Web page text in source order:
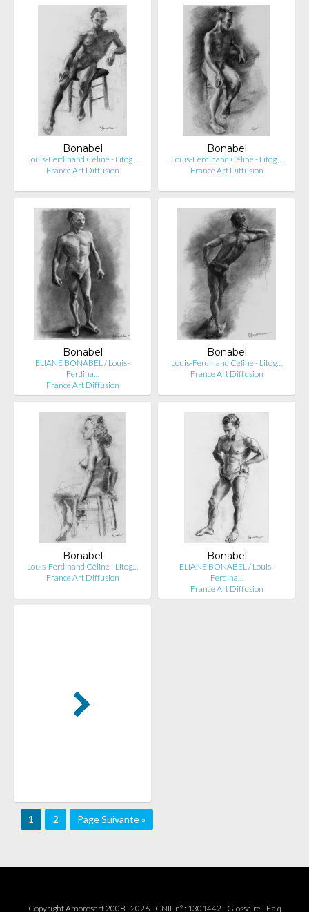
Bonabel
Louis-Ferdinand Céline - Litog…
France Art Diffusion
Bonabel
Louis-Ferdinand Céline - Litog…
France Art Diffusion
Bonabel
ELIANE BONABEL / Louis-
Ferdina…
France Art Diffusion
Bonabel
Louis-Ferdinand Céline - Litog…
France Art Diffusion
Bonabel
Louis-Ferdinand Céline - Litog…
France Art Diffusion
Bonabel
ELIANE BONABEL / Louis-
Ferdina…
France Art Diffusion
1 2 Page Suivante »
Copyright Amorosart 2008 - 2026 - CNIL n° : 1301442 - Glossaire- F.a.q